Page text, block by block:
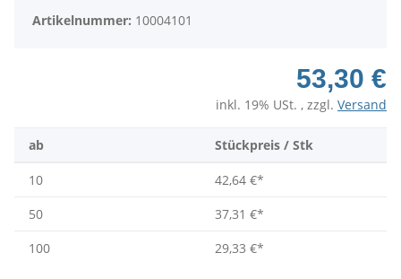
Artikelnummer: 10004101
53,30 €
inkl. 19% USt. , zzgl. Versand
ab Stückpreis / Stk
10 42,64 €*
50
37,31 €*
100
29,33 €*